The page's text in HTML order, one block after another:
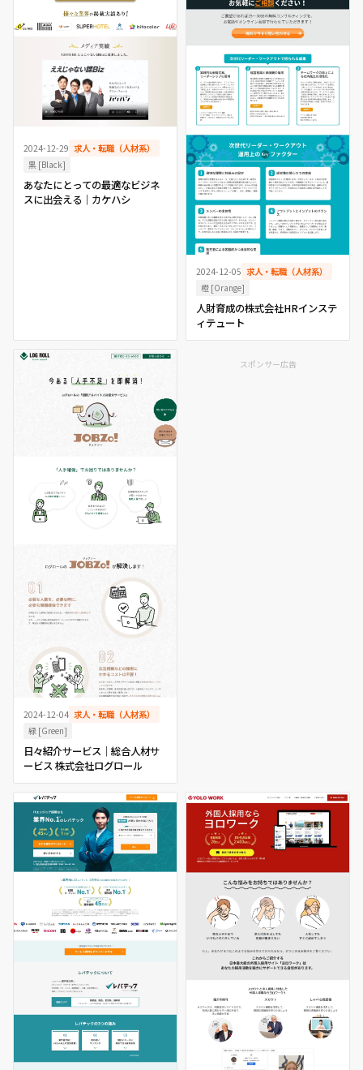
2024-12-29 求人・転職（人材系）
黒 [Black]
あなたにとっての最適なビジネ
スに出会える｜カケハシ
2024-12-05 求人・転職（人材系）
橙 [Orange]
人財育成の株式会社HRインステ
ィテュート
2024-12-04 求人・転職（人材系）
緑 [Green]
日々紹介サービス｜総合人材サ
ービス 株式会社ログロール
スポンサー広告